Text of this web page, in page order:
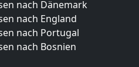
nach Dänemark
nach England
nach Portugal
nach Bosnien